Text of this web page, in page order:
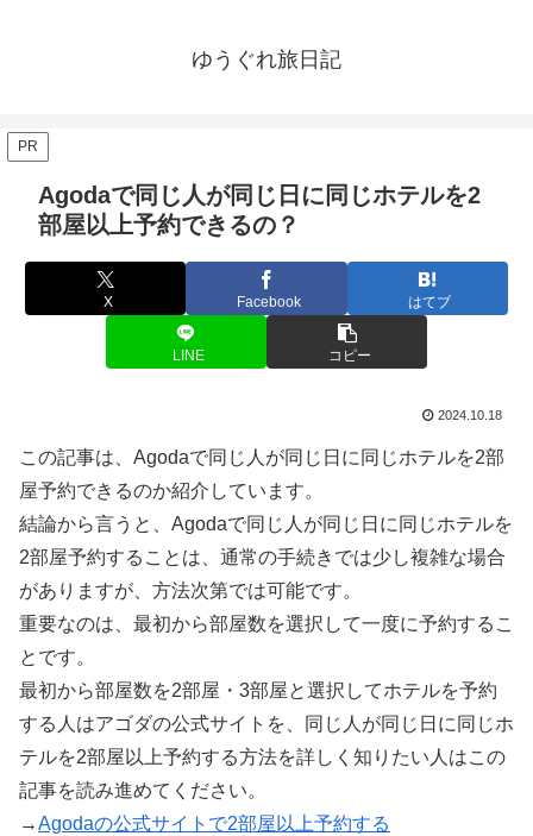
ゆうぐれ旅日記
PR
Agodaで同じ人が同じ日に同じホテルを2
部屋以上予約できるの？
X Facebook はてブ
LINE コピー
2024.10.18
この記事は、Agodaで同じ人が同じ日に同じホテルを2部
屋予約できるのか紹介しています。
結論から言うと、Agodaで同じ人が同じ日に同じホテルを
2部屋予約することは、通常の手続きでは少し複雑な場合
がありますが、方法次第では可能です。
重要なのは、最初から部屋数を選択して一度に予約するこ
とです。
最初から部屋数を2部屋・3部屋と選択してホテルを予約
する人はアゴダの公式サイトを、同じ人が同じ日に同じホ
テルを2部屋以上予約する方法を詳しく知りたい人はこの
記事を読み進めてください。
→Agodaの公式サイトで2部屋以上予約する